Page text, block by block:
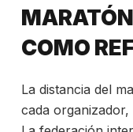
COMO
La distancia del
cada